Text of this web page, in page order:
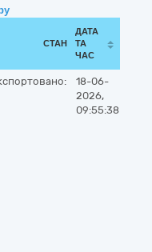
СТАН
ДАТА
ТА
ЧАС
18-06-
2026,
09:55:38